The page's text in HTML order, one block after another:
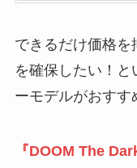
できるだけ価格を
を確保したい！と
ーモデルがおすす
『DOOM The